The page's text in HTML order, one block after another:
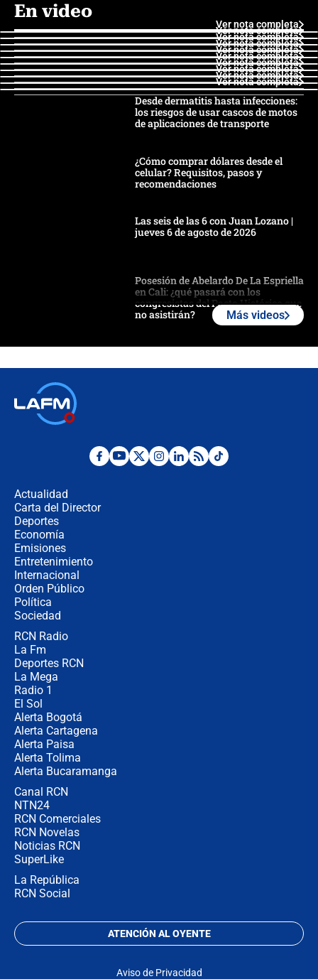
En video
Ver nota completa
Ver nota completa
Ver nota completa
Ver nota completa
Ver nota completa
Ver nota completa
Ver nota completa
Ver nota completa
Ver nota completa
Ver nota completa
Desde dermatitis hasta infecciones:
los riesgos de usar cascos de motos
de aplicaciones de transporte
¿Cómo comprar dólares desde el
celular? Requisitos, pasos y
recomendaciones
Las seis de las 6 con Juan Lozano |
jueves 6 de agosto de 2026
Posesión de Abelardo De La Espriella
en Cali: ¿qué pasará con los
congresistas del Pacto Histórico que
no asistirán?
¿Por qué De la Espriella gobernará
Más videos
Actualidad
Carta del Director
Deportes
Economía
Emisiones
Entretenimiento
Internacional
Orden Público
Política
Sociedad
RCN Radio
La Fm
Deportes RCN
La Mega
Radio 1
El Sol
Alerta Bogotá
Alerta Cartagena
Alerta Paisa
Alerta Tolima
Alerta Bucaramanga
Canal RCN
NTN24
RCN Comerciales
RCN Novelas
Noticias RCN
SuperLike
La República
RCN Social
ATENCIÓN AL OYENTE
Aviso de Privacidad